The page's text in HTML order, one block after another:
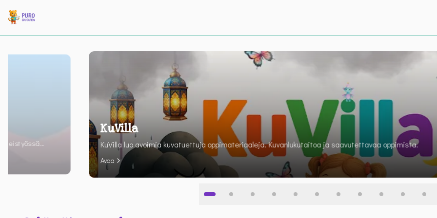
Bubin ja Helmin jalkapallotehtävät
Suomen Palloliitto tukee suomalaisten lasten liikkumista ja lukemista. Tule mukaan Bubin ja Helmin
Avaa